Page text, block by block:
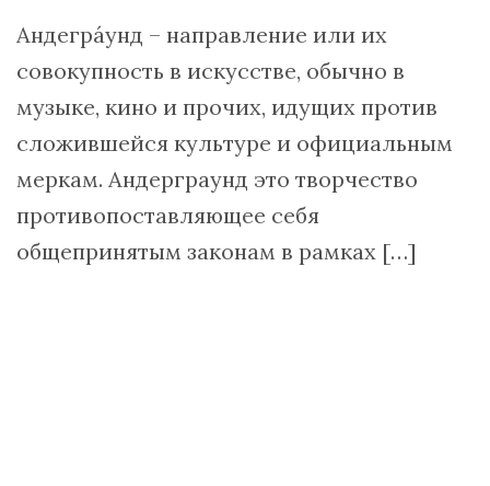
Андегрáунд – направление или их
совокупность в искусстве, обычно в
музыке, кино и прочих, идущих против
сложившейся культуре и официальным
меркам. Андерграунд это творчество
противопоставляющее себя
общепринятым законам в рамках […]